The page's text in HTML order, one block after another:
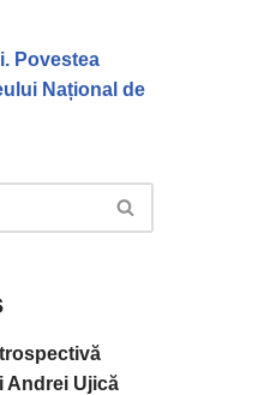
Povestea
Național de
Andrei Ujică